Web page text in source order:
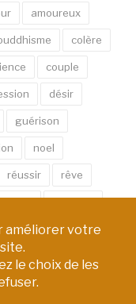
amoureux
colère
couple
désir
guérison
noel
réussir rêve
thérapie
équilibre